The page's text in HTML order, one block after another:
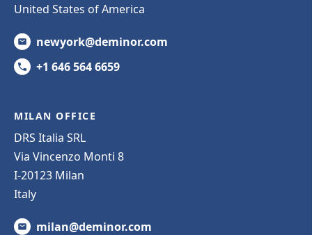
United States of America
newyork@deminor.com
+1 646 564 6659
MILAN OFFICE
DRS Italia SRL
Via Vincenzo Monti 8
I-20123 Milan
Italy
milan@deminor.com